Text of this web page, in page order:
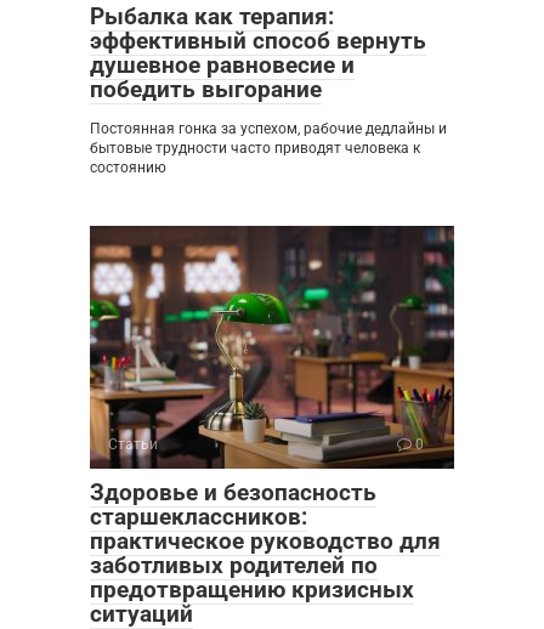
Рыбалка как терапия:
эффективный способ вернуть
душевное равновесие и
победить выгорание
Постоянная гонка за успехом, рабочие дедлайны и
бытовые трудности часто приводят человека к
состоянию
Статьи 0
Здоровье и безопасность
старшеклассников:
практическое руководство для
заботливых родителей по
предотвращению кризисных
ситуаций